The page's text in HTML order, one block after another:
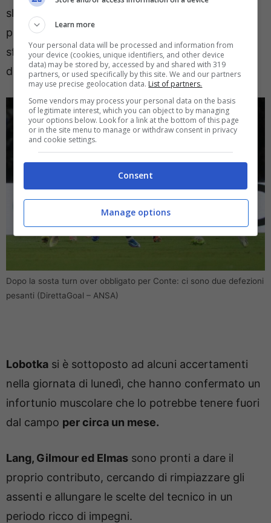
slovacco non sta bene e ha lasciato il ritiro della
propria Nazionale, che si preparava per le due
sfide di qualificazione ai Mondiali contro Irlanda
del Nord e Lussemburgo.
Dopo la sosta turn over obbligato per Conte: ci sono due defezioni
pesanti (DirettaGoal – ANSA)
Lobotka si è sottoposto ad alcuni accertamenti
nella giornata di lunedì, che hanno confermato un
infortunio muscolare che lo potrebbe tenere fuori
dal campo per circa un mese.
Lang, Gilmour ed Elmas sono pronti a dare il
proprio contributo, cercando di rimpiazzare gli
assenti e allungare le scelte del tecnico in un
periodo ricco di impegni.
Learn more
Your personal data will be processed and information from
your device (cookies, unique identifiers, and other device
data) may be stored by, accessed by and shared with 319
partners, or used specifically by this site. We and our partners
may use precise geolocation data. List of partners.
Some vendors may process your personal data on the basis
of legitimate interest, which you can object to by managing
your options below. Look for a link at the bottom of this page
or in the site menu to manage or withdraw consent in privacy
and cookie settings.
Consent
Manage options